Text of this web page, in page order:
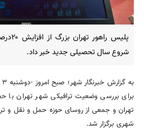
پلیس
شروع سال تحصیلی جدید خبر داد.
برای بررسی وضعیت ترافیکی شهر تهران با
تهران و جمعی از روسای حوزه حمل و نقل و
شهری برگزار شد.